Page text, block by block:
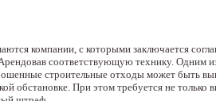
компании, с которыми заключается
соответствующую технику. Одним
строительные отходы может быть
обстановке. При этом требуется не